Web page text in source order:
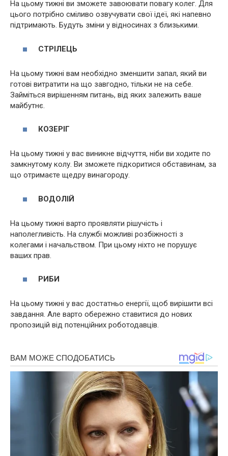
На цьому тижні ви зможете завоювати повагу колег. Для
цього потрібно сміливо озвучувати свої ідеї, які напевно
підтримають. Будуть зміни у відносинах з близькими.
СТРІЛЕЦЬ
На цьому тижні вам необхідно зменшити запал, який ви
готові витратити на що завгодно, тільки не на себе.
Займіться вирішенням питань, від яких залежить ваше
майбутнє.
КОЗЕРІГ
На цьому тижні у вас виникне відчуття, ніби ви ходите по
замкнутому колу. Ви зможете підкоритися обставинам, за
що отримаєте щедру винагороду.
ВОДОЛІЙ
На цьому тижні варто проявляти рішучість і
наполегливість. На службі можливі розбіжності з
колегами і начальством. При цьому ніхто не порушує
ваших прав.
РИБИ
На цьому тижні у вас достатньо енергії, щоб вирішити всі
завдання. Але варто обережно ставитися до нових
пропозицій від потенційних роботодавців.